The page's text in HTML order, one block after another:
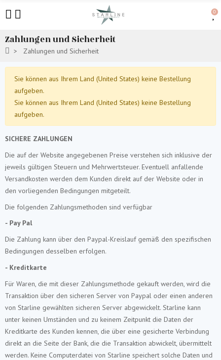
0
Zahlungen und Sicherheit
Zahlungen und Sicherheit
Sie können aus Ihrem Land (United States) keine Bestellung
aufgeben.
Sie können aus Ihrem Land (United States) keine Bestellung
aufgeben.
SICHERE ZAHLUNGEN
Die auf der Website angegebenen Preise verstehen sich inklusive der
jeweils gültigen Steuern und Mehrwertsteuer. Eventuell anfallende
Versandkosten werden dem Kunden direkt auf der Website oder in
den vorliegenden Bedingungen mitgeteilt.
Die folgenden Zahlungsmethoden sind verfügbar
- Pay Pal
Die Zahlung kann über den Paypal-Kreislauf gemäß den spezifischen
Bedingungen desselben erfolgen.
- Kreditkarte
Für Waren, die mit dieser Zahlungsmethode gekauft werden, wird die
Transaktion über den sicheren Server von Paypal oder einen anderen
von Starline gewählten sicheren Server abgewickelt. Starline kann
unter keinen Umständen und zu keinem Zeitpunkt die Daten der
Kreditkarte des Kunden kennen, die über eine gesicherte Verbindung
direkt an die Seite der Bank, die die Transaktion abwickelt, übermittelt
werden. Keine Computerdatei von Starline speichert solche Daten und